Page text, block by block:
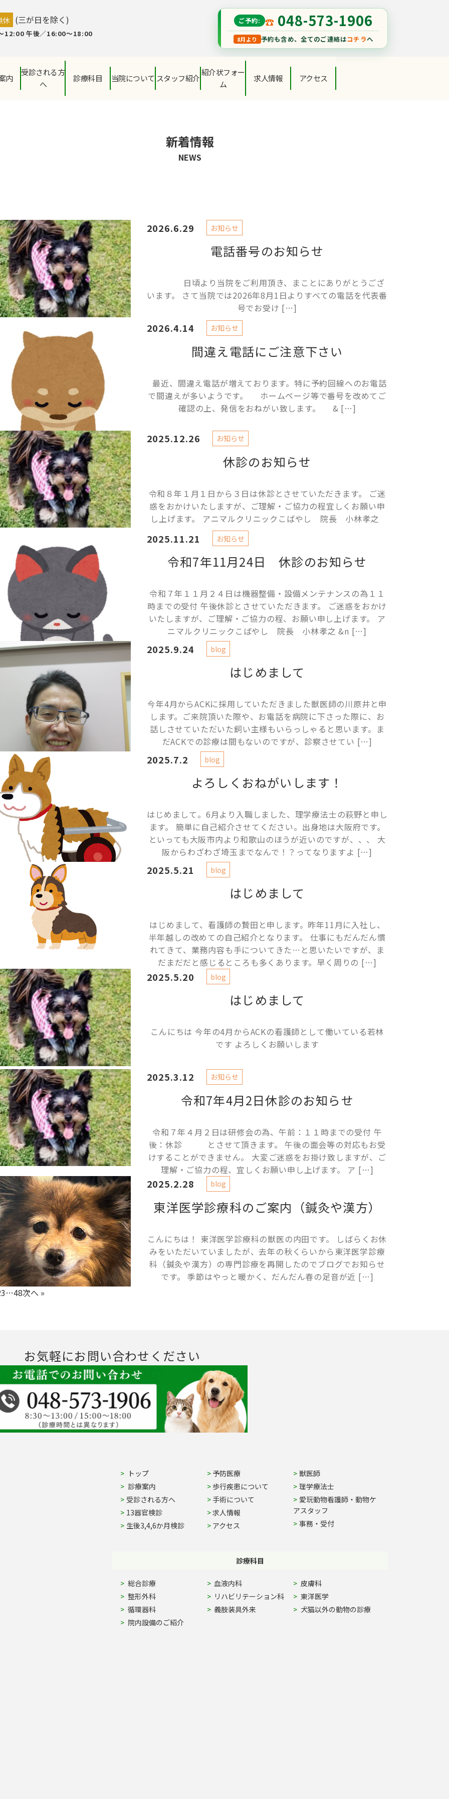
休 (三が日を除く)
12:00 午後／16:00～18:00
ご予約: 048-573-1906
8月より 予約も含め、全てのご連絡はコチラへ
内
受診される方
へ
診療科目 当院について スタッフ紹介
紹介状フォー
ム
求人情報 アクセス
新着情報
NEWS
電話番号のお知らせ
2026.6.29 お知らせ
日頃より当院をご利用頂き、まことにありがとうござ
います。 さて当院では2026年8月1日よりすべての電話を代表番
号でお受け […]
間違え電話にご注意下さい
2026.4.14 お知らせ
最近、間違え電話が増えております。特に予約回線へのお電話
で間違えが多いようです。 ホームページ等で番号を改めてご
確認の上、発信をおねがい致します。 & […]
休診のお知らせ
2025.12.26 お知らせ
令和８年１月１日から３日は休診とさせていただきます。 ご迷
惑をおかけいたしますが、ご理解・ご協力の程宜しくお願い申
し上げます。 アニマルクリニックこばやし 院長 小林孝之
令和7年11月24日 休診のお知らせ
2025.11.21 お知らせ
令和７年１１月２４日は機器整備・設備メンテナンスの為１１
時までの受付 午後休診とさせていただきます。 ご迷惑をおかけ
いたしますが、ご理解・ご協力の程、お願い申し上げます。 ア
ニマルクリニックこばやし 院長 小林孝之 &n […]
はじめまして
2025.9.24 blog
今年4月からACKに採用していただきました獣医師の川原井と申
します。ご来院頂いた際や、お電話を病院に下さった際に、お
話しさせていただいた飼い主様もいらっしゃると思います。ま
だACKでの診療は間もないのですが、診察させてい […]
よろしくおねがいします！
2025.7.2 blog
はじめまして。6月より入職しました、理学療法士の萩野と申し
ます。 簡単に自己紹介させてください。出身地は大阪府です。
といっても大阪市内より和歌山のほうが近いのですが、、、 大
阪からわざわざ埼玉までなんで！？ってなりますよ […]
はじめまして
2025.5.21 blog
はじめまして、看護師の贄田と申します。昨年11月に入社し、
半年越しの改めての自己紹介となります。 仕事にもだんだん慣
れてきて、業務内容も手についてきた…と思いたいですが、ま
だまだだと感じるところも多くあります。早く周りの […]
はじめまして
2025.5.20 blog
こんにちは 今年の4月からACKの看護師として働いている若林
です よろしくお願いします
令和7年4月2日休診のお知らせ
2025.3.12 お知らせ
令和７年４月２日は研修会の為、午前：１１時までの受付 午
後：休診 とさせて頂きます。 午後の面会等の対応もお受
けすることができません。 大変ご迷惑をお掛け致しますが、ご
理解・ご協力の程、宜しくお願い申し上げます。 ア […]
東洋医学診療科のご案内（鍼灸や漢方）
2025.2.28 blog
こんにちは！ 東洋医学診療科の獣医の内田です。 しばらくお休
みをいただいていましたが、去年の秋くらいから東洋医学診療
科（鍼灸や漢方）の専門診療を再開したのでブログでお知らせ
です。 季節はやっと暖かく、だんだん春の足音が近 […]
3…48次へ »
お気軽にお問い合わせください
Site Navigation
トップ
診療案内
受診される方へ
13器官検診
生後3,4,6か月検診
予防医療
歩行疾患について
手術について
求人情報
アクセス
獣医師
理学療法士
愛玩動物看護師・動物ケ
アスタッフ
事務・受付
診療科目
Site Navigation
総合診療
整形外科
循環器科
院内設備のご紹介
血液内科
リハビリテーション科
義肢装具外来
皮膚科
東洋医学
犬猫以外の動物の診療